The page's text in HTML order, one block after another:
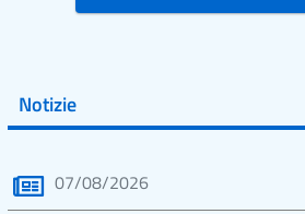
Notizie
07/08/2026